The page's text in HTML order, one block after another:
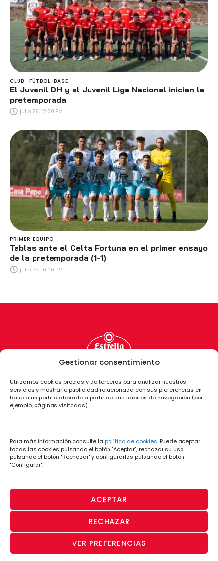
Gestionar consentimiento
Utilizamos cookies propias y de terceros para analizar nuestros
servicios y mostrarle publicidad relacionada con sus preferencias en
base a un perfil elaborado a partir de sus hábitos de navegación (por
ejemplo, páginas visitadas).
Para más información consulte la política de cookies. Puede aceptar
todas las cookies pulsando el botón "Aceptar", rechazar su uso
pulsando el botón "Rechazar" y configurarlas pulsando el botón
"Configurar".
ACEPTAR
RECHAZAR
VER PREFERENCIAS
CLUB FÚTBOL-BASE
El Juvenil DH y el Juvenil Liga Nacional inician la
pretemporada
julio 29, 12:00 PM
PRIMER EQUIPO
Tablas ante el Celta Fortuna en el primer ensayo
de la pretemporada (1-1)
julio 25, 10:00 PM
Condiciones de
Uso
de
Cookies
Privacidad